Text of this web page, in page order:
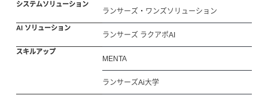
システムソリューション
ランサーズ・ワンズソリューション
AI ソリューション
ランサーズ ラクアポAI
スキルアップ
MENTA
ランサーズAi大学